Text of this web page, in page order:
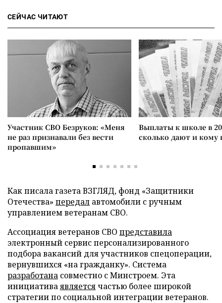
СЕЙЧАС ЧИТАЮТ
Участник СВО Безруков: «Меня
не раз признавали без вести
пропавшим»
Выплаты к школе в
сколько дают и
Как писала газета ВЗГЛЯД, фонд «Защитники
Отечества» передал автомобили с ручным
управлением ветеранам СВО.
Ассоциация ветеранов СВО представила
электронный сервис персонализированного
подбора вакансий для участников спецоперации,
вернувшихся «на гражданку». Система
разработана совместно с Минстроем. Эта
инициативаявляетсячастью более широкой
стратегии по социальной интеграции ветеранов.